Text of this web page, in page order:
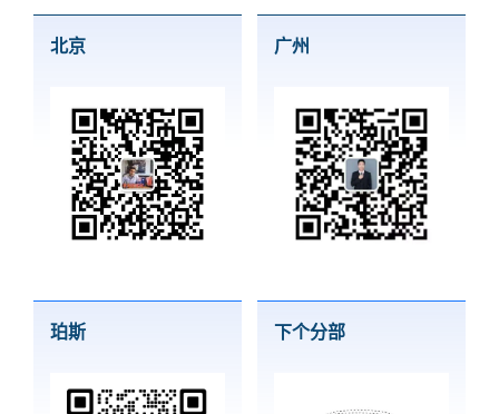
北京 广州
珀斯 下个分部